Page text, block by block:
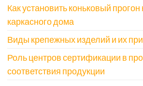
Как установить коньковый
каркасного дома
Виды крепежных изделий и их
Роль центров сертификации в
соответствия продукции